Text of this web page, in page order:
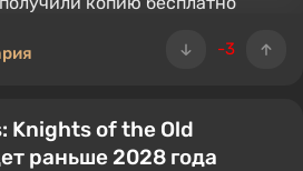
-3
Knights of the Old
раньше 2028 года